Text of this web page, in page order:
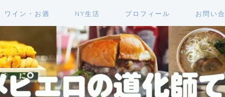
ワイン・お酒 NY生活 プロフィール お問い